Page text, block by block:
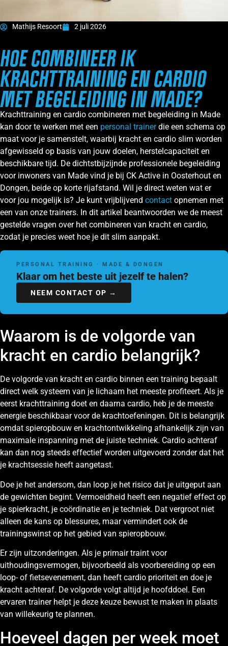
Mathijs Resoort 2 juli 2026
HOE COMBINEER IK
KRACHTTRAINING EN CARDIO
MET BEGELEIDING IN MADE?
Krachttraining en cardio combineren met begeleiding in Made
kan door te werken met een personal trainerdie een schema op
maat voor je samenstelt, waarbij kracht en cardio slim worden
afgewisseld op basis van jouw doelen, herstelcapaciteit en
beschikbare tijd. De dichtstbijzijnde professionele begeleiding
voor inwoners van Made vind je bij CK Active in Oosterhout en
Dongen, beide op korte rijafstand. Wil je direct weten wat er
voor jou mogelijk is? Je kunt vrijblijvend contact opnemen met
een van onze trainers. In dit artikel beantwoorden we de meest
gestelde vragen over het combineren van kracht en cardio,
zodat je precies weet hoe je dit slim aanpakt.
PERSONAL TRAINING · MADE & DONGEN
Klaar om het beste uit jezelf te halen?
NEEM CONTACT OP →
Waarom is de volgorde van
kracht en cardio belangrijk?
De volgorde van kracht en cardio binnen een training bepaalt
direct welk systeem van je lichaam het meeste profiteert. Als je
eerst krachttraining doet en daarna cardio, heb je de meeste
energie beschikbaar voor de krachtoefeningen. Dit is belangrijk
omdat spieropbouw en krachtontwikkeling afhankelijk zijn van
maximale inspanning met de juiste techniek. Cardio achteraf
kan dan nog steeds effectief worden uitgevoerd zonder dat het
je krachtsessie heeft aangetast.
Doe je het andersom, dan loop je het risico dat je uitgeput aan
de gewichten begint. Vermoeidheid heeft een negatief effect op
je spierkracht, je coördinatie en je techniek. Dat vergroot niet
alleen de kans op blessures, maar vermindert ook de
trainingswinst op het gebied van spieropbouw.
Er zijn uitzonderingen. Als je primair traint voor
uithoudingsvermogen, bijvoorbeeld als voorbereiding op een
loop- of fietsevenement, dan heeft cardio prioriteit en doe je
kracht achteraf. De volgorde volgt altijd je hoofddoel. Een
ervaren trainer helpt je deze keuze bewust te maken in plaats
van willekeurig te plannen.
Hoeveel dagen per week moet